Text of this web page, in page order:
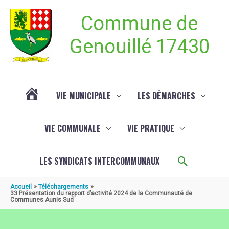
Commune de
Genouillé 17430
VIE MUNICIPALE LES DÉMARCHES
VIE COMMUNALE VIE PRATIQUE
LES SYNDICATS INTERCOMMUNAUX
Accueil
Téléchargements
33 Présentation du rapport d’activité 2024 de la Communauté de
Communes Aunis Sud